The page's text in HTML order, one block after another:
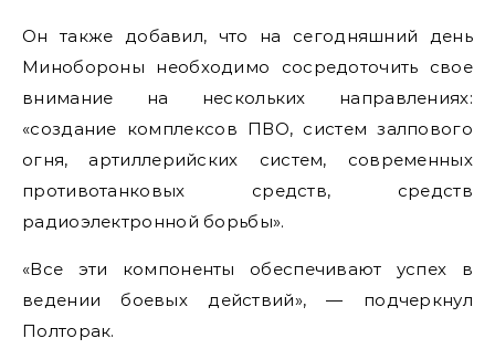
Он также добавил, что на сегодняшний день
Минобороны необходимо сосредоточить свое
внимание на нескольких направлениях:
«создание комплексов ПВО, систем залпового
огня, артиллерийских систем, современных
противотанковых средств, средств
радиоэлектронной борьбы».
«Все эти компоненты обеспечивают успех в
ведении боевых действий», — подчеркнул
Полторак.